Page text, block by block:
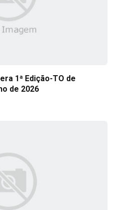
1ª Edição-TO de
de 2026